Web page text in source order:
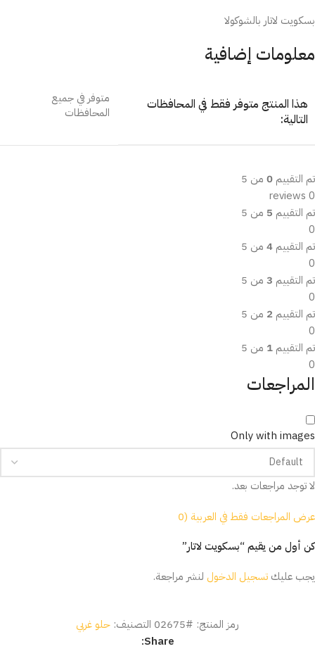
بسكويت لاتار بالشوكولا
معلومات إضافية
هذا المنتج متوفر فقط في المحافظات
التالية:
متوفر في جميع
المحافظات
تم التقييم 0 من 5
0 reviews
تم التقييم 5 من 5
0
تم التقييم 4 من 5
0
تم التقييم 3 من 5
0
تم التقييم 2 من 5
0
تم التقييم 1 من 5
0
المراجعات
Only with images
لا توجد مراجعات بعد.
عرض المراجعات فقط في العربية (0
كن أول من يقيم “بسكويت لاتار”
يجب عليك تسجيل الدخول لنشر مراجعة.
رمز المنتج: #02675 التصنيف: حلو غربي
Share: